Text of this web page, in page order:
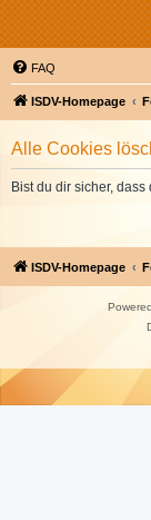
FAQ
ISDV-Homepage
Alle Cookies
Bist du dir sicher,
ISDV-Homepage